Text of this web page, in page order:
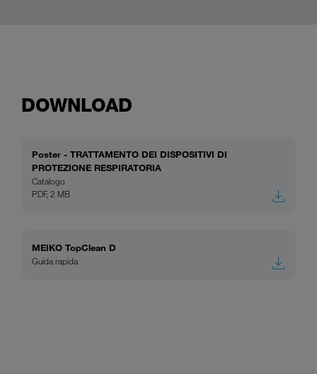
DOWNLOAD
Poster - TRATTAMENTO DEI DISPOSITIVI DI
PROTEZIONE RESPIRATORIA
Catalogo
PDF, 2 MB
MEIKO TopClean D
Guida rapida